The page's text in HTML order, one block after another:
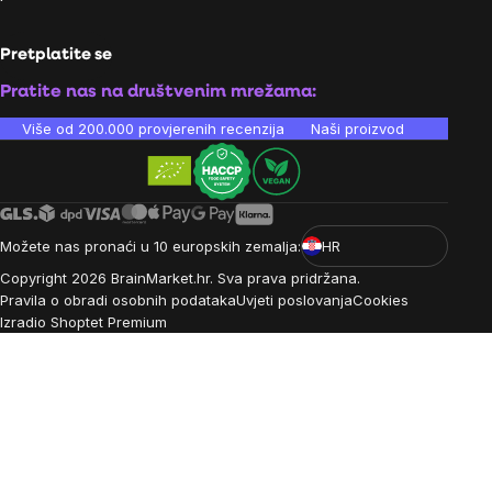
Pretplatite se
Pratite nas na društvenim mrežama:
Više od 200.000 provjerenih recenzija Naši proizvodi su
Možete nas pronaći u 10 europskih zemalja:
HR
Copyright 2026 BrainMarket.hr. Sva prava pridržana.
Pravila o obradi osobnih podatakaUvjeti poslovanjaCookies
Izradio Shoptet Premium